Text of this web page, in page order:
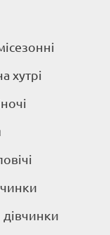
хутрі
дівчинки